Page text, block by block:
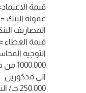
قيمة الاعتماد=
عمولة البنك = 1000.000 × 12% =
المصاريف البنكية = 1000.000 ×
قيمة الغطاء = 1000.000× 25% =
التوجيه
1000.000 من حـ/ الاعتمادات المستندية (الشركة الامريكية)
الي مذكورين
250.000 حـ/ النقدية بالبنك (بنك مصر)